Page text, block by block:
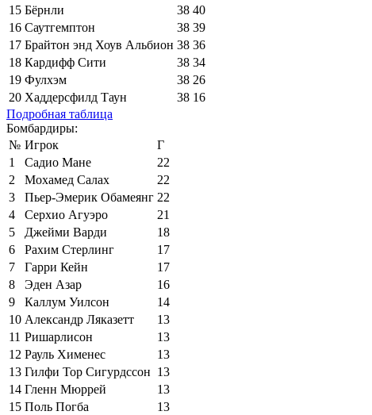
15 Бёрнли 38 40
16 Саутгемптон 38 39
17 Брайтон энд Хоув Альбион 38 36
18 Кардифф Сити 38 34
19 Фулхэм 38 26
20 Хаддерсфилд Таун 38 16
Подробная таблица
Бомбардиры:
№ Игрок
Г
1
Садио Мане
22
2
Мохамед Салах
22
3
Пьер-Эмерик Обамеянг 22
4
Серхио Агуэро
21
5
Джейми Варди
18
6
Рахим Стерлинг
17
7
Гарри Кейн
17
8
Эден Азар
16
9
Каллум Уилсон
14
10 Александр Ляказетт
13
11 Ришарлисон
13
12 Рауль Хименес
13
13 Гилфи Тор Сигурдссон 13
14 Гленн Мюррей
13
15 Поль Погба
13